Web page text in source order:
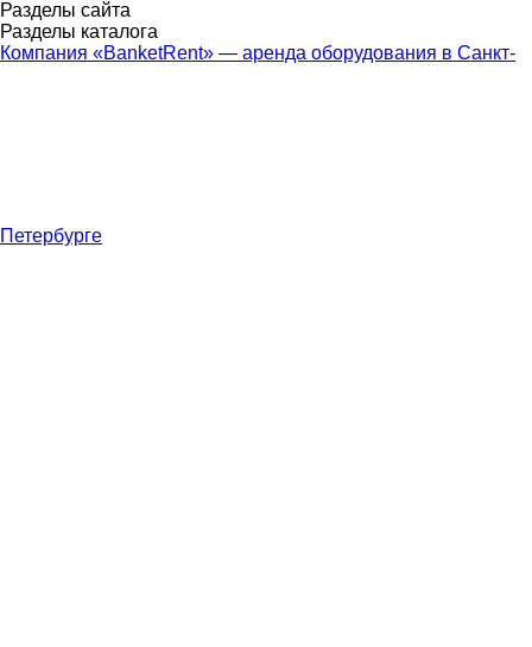
Разделы сайта
Разделы каталога
Компания «BanketRent» — аренда оборудования в Санкт-
Петербурге